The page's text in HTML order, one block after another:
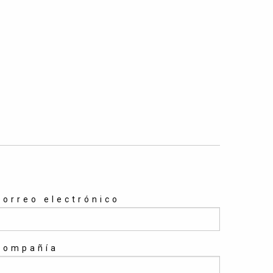
electrónico